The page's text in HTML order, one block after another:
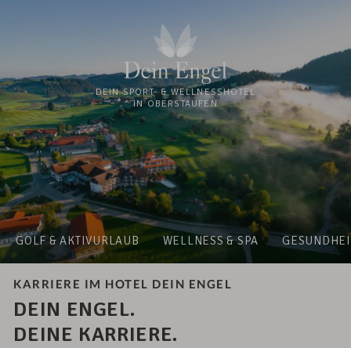
DEIN SPORT- & WELLNESSHOTEL
IN OBERSTAUFEN
GOLF & AKTIVURLAUB WELLNESS & SPA
KARRIERE IM HOTEL DEIN ENGEL
DEIN ENGEL.
DEINE KARRIERE.